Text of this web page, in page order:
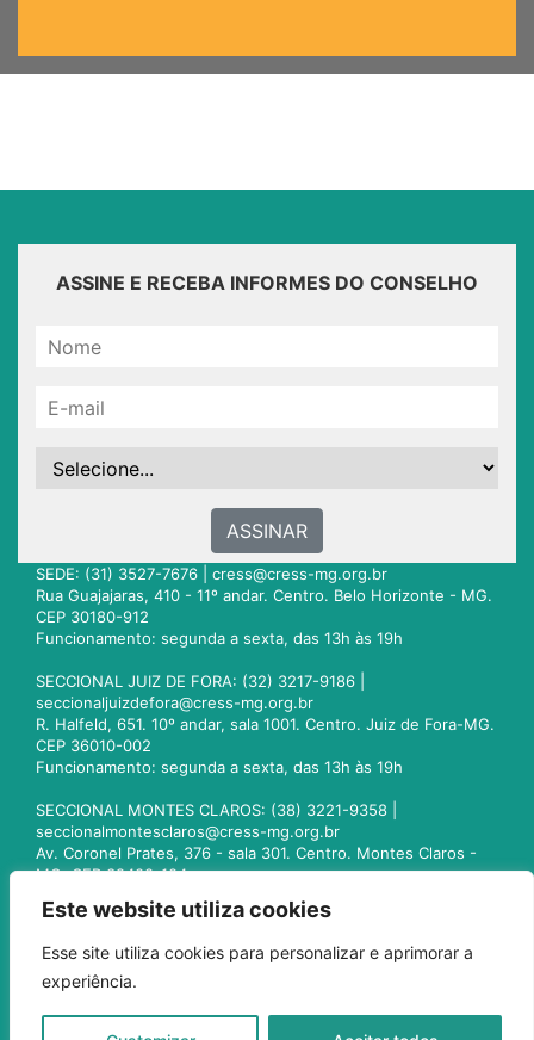
Este website utiliza cookies
Esse site utiliza cookies para personalizar e aprimorar a
experiência.
ASSINE E RECEBA INFORMES DO CONSELHO
ASSINAR
SEDE: (31) 3527-7676 | cress@cress-mg.org.br
Rua Guajajaras, 410 - 11º andar. Centro. Belo Horizonte - MG.
CEP 30180-912
Funcionamento: segunda a sexta, das 13h às 19h
SECCIONAL JUIZ DE FORA: (32) 3217-9186 |
seccionaljuizdefora@cress-mg.org.br
R. Halfeld, 651. 10º andar, sala 1001. Centro. Juiz de Fora-MG.
CEP 36010-002
Funcionamento: segunda a sexta, das 13h às 19h
SECCIONAL MONTES CLAROS: (38) 3221-9358 |
seccionalmontesclaros@cress-mg.org.br
Av. Coronel Prates, 376 - sala 301. Centro. Montes Claros -
MG. CEP 39400-104
seccionaluberlandia@cress-mg.org.br
Av. Afonso Pena, 547 - sala 101. Uberlândia - MG. CEP